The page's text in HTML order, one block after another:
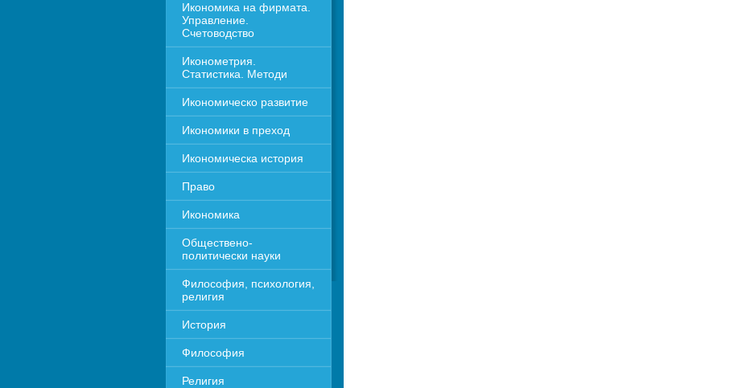
Икономика на фирмата.
Управление.
Счетоводство
Иконометрия.
Статистика. Методи
Икономическо развитие
Икономики в преход
Икономическа история
Право
Икономика
Обществено-
политически науки
Философия, психология,
религия
История
Философия
Религия